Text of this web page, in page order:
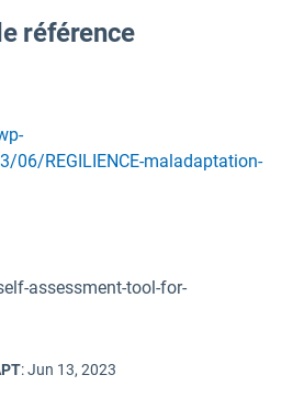
référence
06/REGILIENCE-maladaptation-
assessment-tool-for-
:Jun 13, 2023